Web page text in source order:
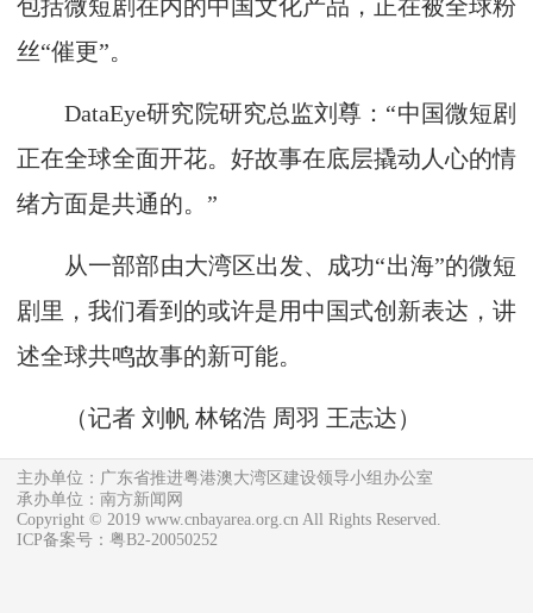
包括微短剧在内的中国文化产品，正在被全球粉
丝“催更”。
DataEye研究院研究总监刘尊：“中国微短剧
正在全球全面开花。好故事在底层撬动人心的情
绪方面是共通的。”
从一部部由大湾区出发、成功“出海”的微短
剧里，我们看到的或许是用中国式创新表达，讲
述全球共鸣故事的新可能。
（记者 刘帆 林铭浩 周羽 王志达）
主办单位：广东省推进粤港澳大湾区建设领导小组办公室
承办单位：南方新闻网
Copyright © 2019 www.cnbayarea.org.cn All Rights Reserved.
ICP备案号：粤B2-20050252